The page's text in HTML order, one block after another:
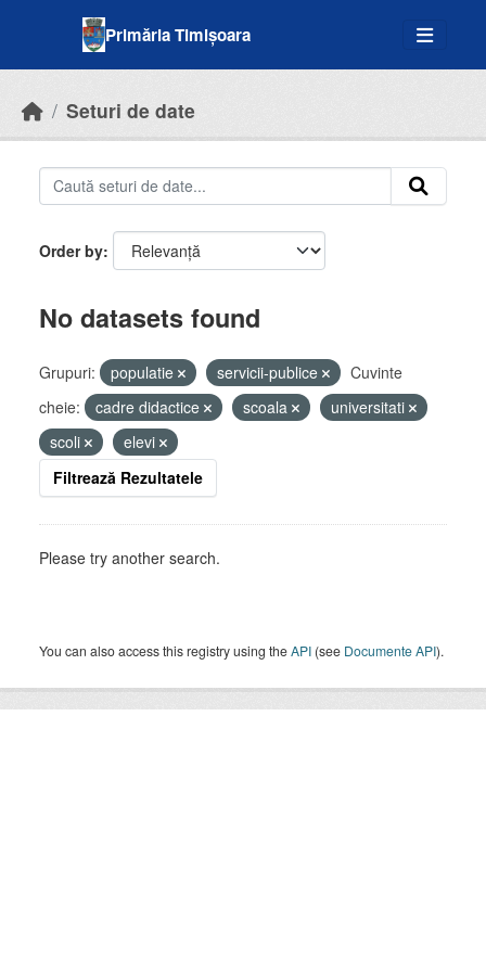
Primăria Timișoara
Seturi de date
Order by
No datasets found
Grupuri: populatie servicii-publice
Cuvinte
cheie:
cadre didactice scoala
universitati
scoli
elevi
Filtrează Rezultatele
Please try another search.
You can also access this registry using theAPI (see Documente API).